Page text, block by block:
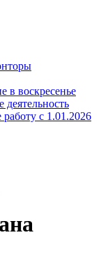
в воскресенье
с 1.01.2026